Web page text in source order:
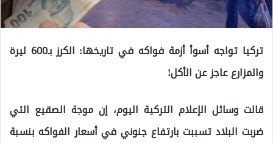
تركيا تواجه أسوأ أزمة فواكه في تاريخها: الكرز بـ600 ليرة
والمزارع عاجز عن الأكل!
قالت وسائل الإعلام التركية اليوم، إن موجة الصقيع التي
ضربت البلاد تسببت بارتفاع جنوني في أسعار الفواكه بنسبة